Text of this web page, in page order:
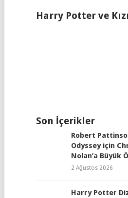
Harry Potter ve
Son İçerikler
Robert
Odyssey için
Nolan’a Büyük
2 Ağustos 2026
Harry Potter